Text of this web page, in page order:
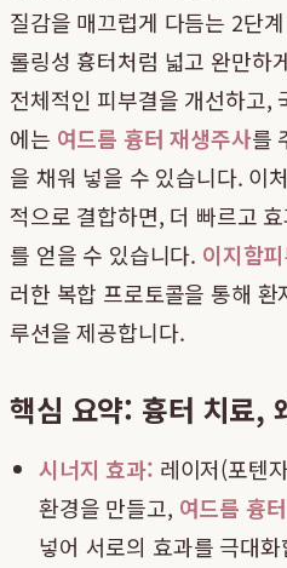
질감을 매끄럽게 다듬는 2단
롤링성 흉터처럼 넓고 완만하
전체적인 피부결을 개선하고,
에는 여드름 흉터 재생주사를
을 채워 넣을 수 있습니다. 이
적으로 결합하면, 더 빠르고
를 얻을 수 있습니다. 이지함
러한 복합 프로토콜을 통해
루션을 제공합니다.
핵심 요약: 흉터 치료,
시너지 효과: 레이저(포텐
환경을 만들고, 여드름 흉
넣어 서로의 효과를 극대화